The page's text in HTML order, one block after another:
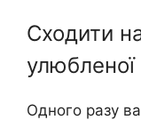
Сходити
улюбленої
Одного разу